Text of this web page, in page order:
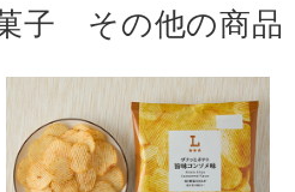
子 その他の商品